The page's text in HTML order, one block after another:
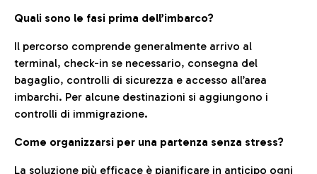
Quali sono le fasi prima dell’imbarco?
Il percorso comprende generalmente arrivo al
terminal, check-in se necessario, consegna del
bagaglio, controlli di sicurezza e accesso all’area
imbarchi. Per alcune destinazioni si aggiungono i
controlli di immigrazione.
Come organizzarsi per una partenza senza stress?
La soluzione più efficace è pianificare in anticipo ogni